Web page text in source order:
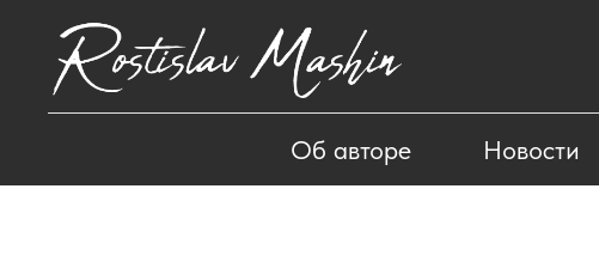
Об авторе Новости